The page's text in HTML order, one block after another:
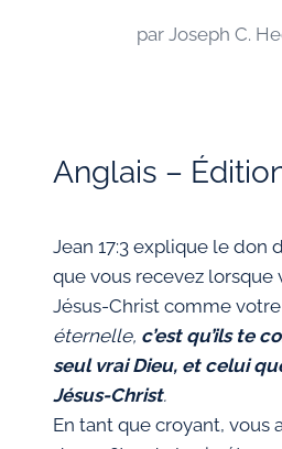
par Joseph C.
Anglais –
Jean 17:3 explique le don
que vous recevez lorsque
Jésus-Christ comme votre
éternelle, c’est qu’ils te
seul vrai Dieu, et celui
Jésus-Christ.
En tant que croyant, vous